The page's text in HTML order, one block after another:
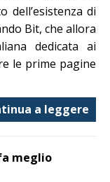
dell’esistenza di
Bit, che allora
dedicata ai
le prime pagine
a leggere
meglio